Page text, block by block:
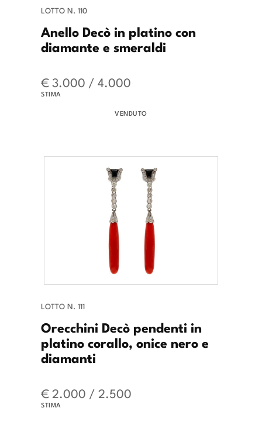
LOTTO N. 110
Anello Decò in platino con
diamante e smeraldi
€ 3.000 / 4.000
STIMA
VENDUTO
LOTTO N. 111
Orecchini Decò pendenti in
platino corallo, onice nero e
diamanti
€ 2.000 / 2.500
STIMA